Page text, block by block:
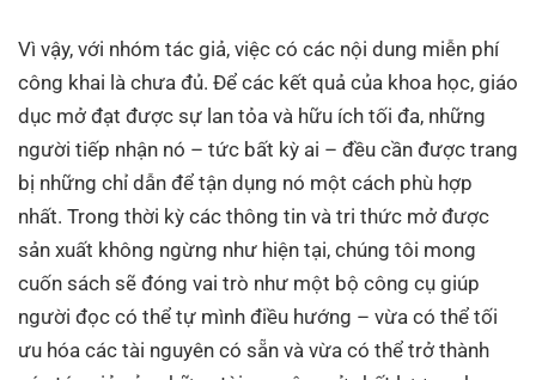
Vì vậy, với nhóm tác giả, việc có các nội dung miễn phí
công khai là chưa đủ. Để các kết quả của khoa học, giáo
dục mở đạt được sự lan tỏa và hữu ích tối đa, những
người tiếp nhận nó – tức bất kỳ ai – đều cần được trang
bị những chỉ dẫn để tận dụng nó một cách phù hợp
nhất. Trong thời kỳ các thông tin và tri thức mở được
sản xuất không ngừng như hiện tại, chúng tôi mong
cuốn sách sẽ đóng vai trò như một bộ công cụ giúp
người đọc có thể tự mình điều hướng – vừa có thể tối
ưu hóa các tài nguyên có sẵn và vừa có thể trở thành